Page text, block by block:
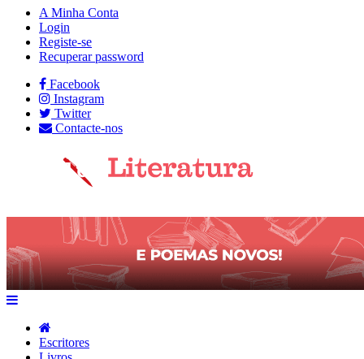
A Minha Conta
Login
Registe-se
Recuperar password
Facebook
Instagram
Twitter
Contacte-nos
Escritores